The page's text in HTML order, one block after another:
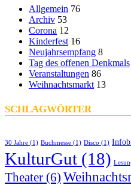
Allgemein 76
Archiv 53
Corona 12
Kinderfest 16
Neujahrsempfang 8
Tag des offenen Denkmals
Veranstaltungen 86
Weihnachtsmarkt 13
SCHLAGWÖRTER
30 Jahre (1) Buchmesse (1) Disco (1)
KulturGut (18)
Theater (6)